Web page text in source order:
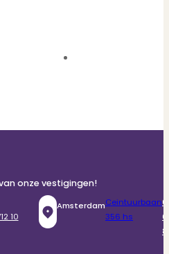
onze vestigingen!
10
AmsterdamCeintuurbaan
356 hs